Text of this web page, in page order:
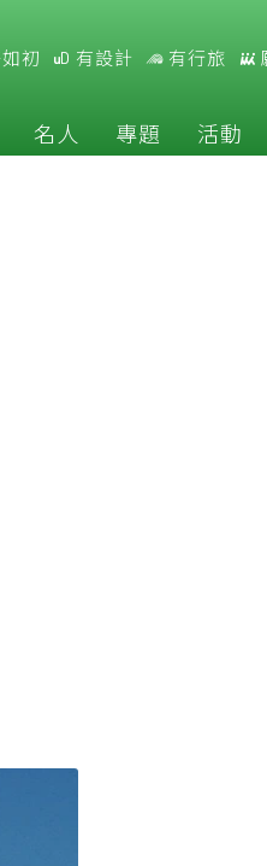
初 有設計 有行旅
名人 專題 活動